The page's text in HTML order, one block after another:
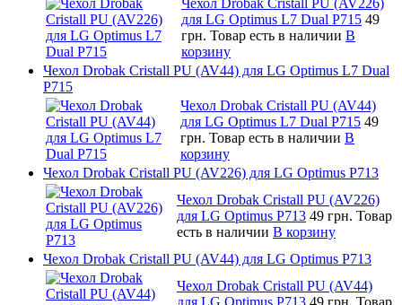
для LG Optimus L7 Dual P715 49
грн. Товар есть в наличии В
корзину
Чехол Drobak Cristall PU (AV44) для LG Optimus L7 Dual
P715
Чехол Drobak Cristall PU (AV44)
для LG Optimus L7 Dual P715 49
грн. Товар есть в наличии В
корзину
Чехол Drobak Cristall PU (AV226) для LG Optimus P713
Чехол Drobak Cristall PU (AV226)
для LG Optimus P713 49 грн. Товар
есть в наличии В корзину
Чехол Drobak Cristall PU (AV44) для LG Optimus P713
Чехол Drobak Cristall PU (AV44)
для LG Optimus P713 49 грн. Товар